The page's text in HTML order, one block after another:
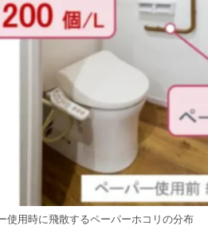
使用時に飛散するペーパーホコリの分布